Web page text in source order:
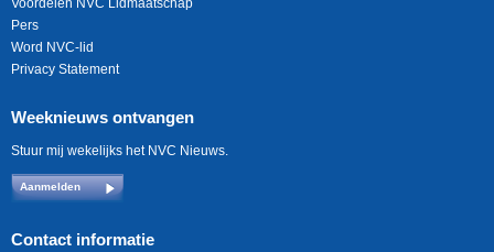
Voordelen NVC Lidmaatschap
Pers
Word NVC-lid
Privacy Statement
Weeknieuws ontvangen
Stuur mij wekelijks het NVC Nieuws.
Aanmelden
Contact informatie